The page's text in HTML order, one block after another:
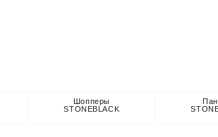
Шопперы
STONEBLACK